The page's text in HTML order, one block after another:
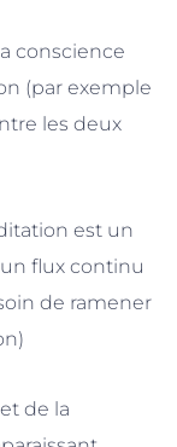
conscience
(par exemple
les deux
est un
flux continu
de ramener
de la